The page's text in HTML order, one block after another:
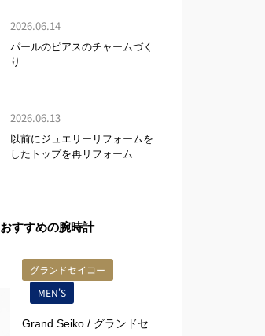
2026.06.14
パールのピアスのチャームづく
り
2026.06.13
以前にジュエリーリフォームを
したトップを再リフォーム
おすすめの腕時計
グランドセイコー
MEN'S
Grand Seiko / グランドセ